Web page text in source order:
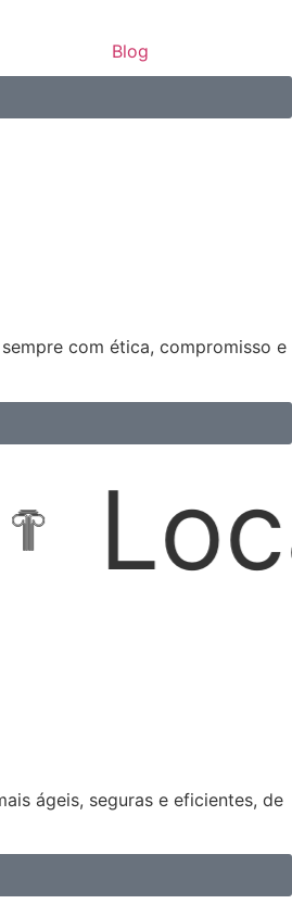
Blog
com ética, compromisso e
ágeis, seguras e eficientes, de